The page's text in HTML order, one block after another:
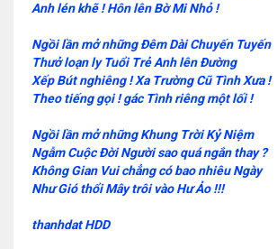
Anh lén khẽ ! Hôn lên Bờ Mi Nhỏ !
Ngồi lần mở những Đêm Dài Chuyến Tuyến
Thưở loạn ly Tuổi Trẻ Anh lên Đường
Xếp Bút nghiêng ! Xa Trường Cũ Tình Xưa !
Theo tiếng gọi ! gác Tình riêng một lối !
Ngồi lần mở những Khung Trời Kỷ Niệm
Ngẫm Cuộc Đời Người sao quá ngắn thay ?
Không Gian Vui chẳng có bao nhiêu Ngày
Như Gió thổi Mây trôi vào Hư Ảo !!!
thanhdat HDD